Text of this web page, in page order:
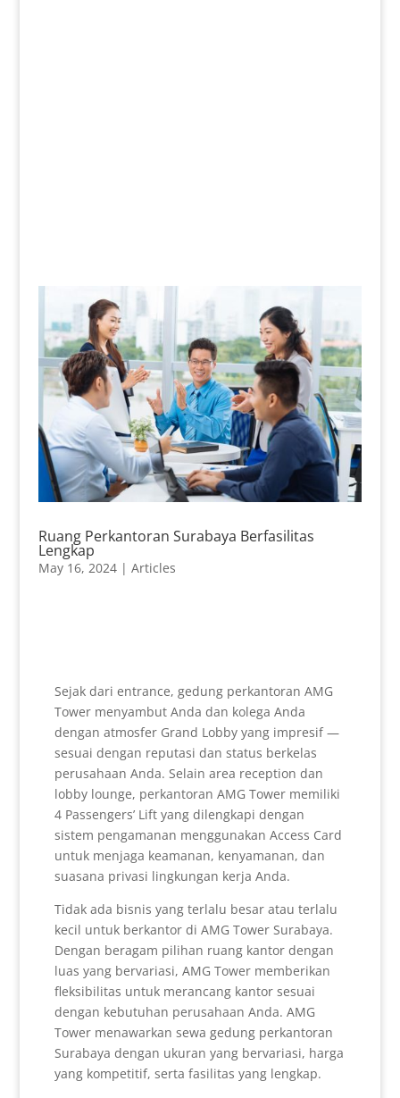
Ruang Perkantoran Surabaya Berfasilitas
Lengkap
May 16, 2024| Articles
Sejak dari entrance, gedung perkantoran AMG
Tower menyambut Anda dan kolega Anda
dengan atmosfer Grand Lobby yang impresif —
sesuai dengan reputasi dan status berkelas
perusahaan Anda. Selain area reception dan
lobby lounge, perkantoran AMG Tower memiliki
4 Passengers’ Lift yang dilengkapi dengan
sistem pengamanan menggunakan Access Card
untuk menjaga keamanan, kenyamanan, dan
suasana privasi lingkungan kerja Anda.
Tidak ada bisnis yang terlalu besar atau terlalu
kecil untuk berkantor di AMG Tower Surabaya.
Dengan beragam pilihan ruang kantor dengan
luas yang bervariasi, AMG Tower memberikan
fleksibilitas untuk merancang kantor sesuai
dengan kebutuhan perusahaan Anda. AMG
Tower menawarkan sewa gedung perkantoran
Surabaya dengan ukuran yang bervariasi, harga
yang kompetitif, serta fasilitas yang lengkap.